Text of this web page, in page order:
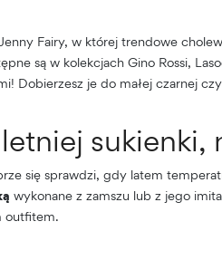
Fairy, w której trendowe
są w kolekcjach Gino Rossi,
Dobierzesz je do małej czarnej
sukienki,
się sprawdzi, gdy latem
wykonane z zamszu lub z jego
outfitem.